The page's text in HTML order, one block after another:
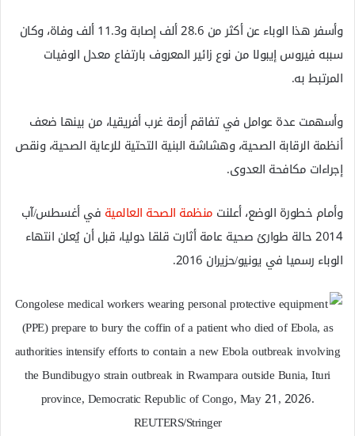
وأسفر هذا الوباء عن أكثر من 28.6 ألف إصابة و11.3 ألف وفاة، وكان
سببه فيروس إيبولا من نوع زائير المعروف بارتفاع معدل الوفيات
المرتبط به.
وأسهمت عدة عوامل في تفاقم أزمة غرب أفريقيا، من بينها ضعف
أنظمة الرقابة الصحية، وهشاشة البنية التحتية للرعاية الصحية، ونقص
إجراءات مكافحة العدوى.
وأمام خطورة الوضع، أعلنت منظمة الصحة العالمية في أغسطس/آب
2014 حالة طوارئ صحية عامة أثارت قلقا دوليا، قبل أن يُعلن انتهاء
الوباء رسميا في يونيو/حزيران 2016.